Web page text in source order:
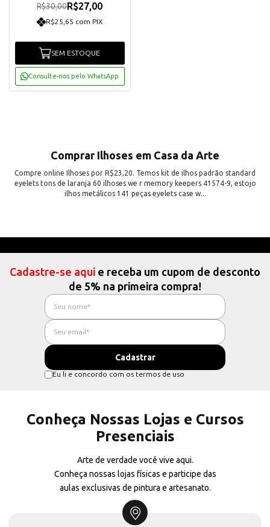
R$30,00R$27,00
R$25,65 com PIX
SEM ESTOQUE
Consulte-nos pelo WhatsApp
Comprar Ilhoses em Casa da Arte
Compre online Ilhoses por R$23,20. Temos kit de ilhos padrão standard
eyelets tons de laranja 60 ilhoses we r memory keepers 41574-9, estojo
ilhos metálicos 141 peças eyelets case w...
Cadastre-se aqui e receba um cupom de desconto
de 5% na primeira compra!
Eu li e concordo com os termos de uso
Conheça Nossas Lojas e Cursos
Presenciais
Arte de verdade você vive aqui.
Conheça nossas lojas físicas e participe das
aulas exclusivas de pintura e artesanato.